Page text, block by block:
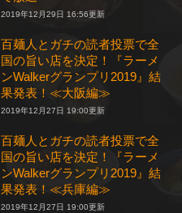
2019年12月29日 16:56更新
百麺人とガチの読者投票で全
国の旨い店を決定！『ラーメ
ンWalkerグランプリ2019』結
果発表！≪大阪編≫
2019年12月27日 19:00更新
百麺人とガチの読者投票で全
国の旨い店を決定！『ラーメ
ンWalkerグランプリ2019』結
果発表！≪兵庫編≫
2019年12月27日 19:00更新